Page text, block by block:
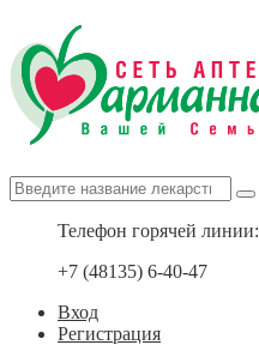
Телефон горячей линии:
+7 (48135) 6-40-47
Вход
Регистрация